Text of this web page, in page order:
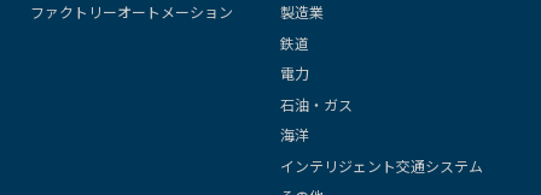
ファクトリーオートメーション
製造業
鉄道
電力
石油・ガス
海洋
インテリジェント交通システム